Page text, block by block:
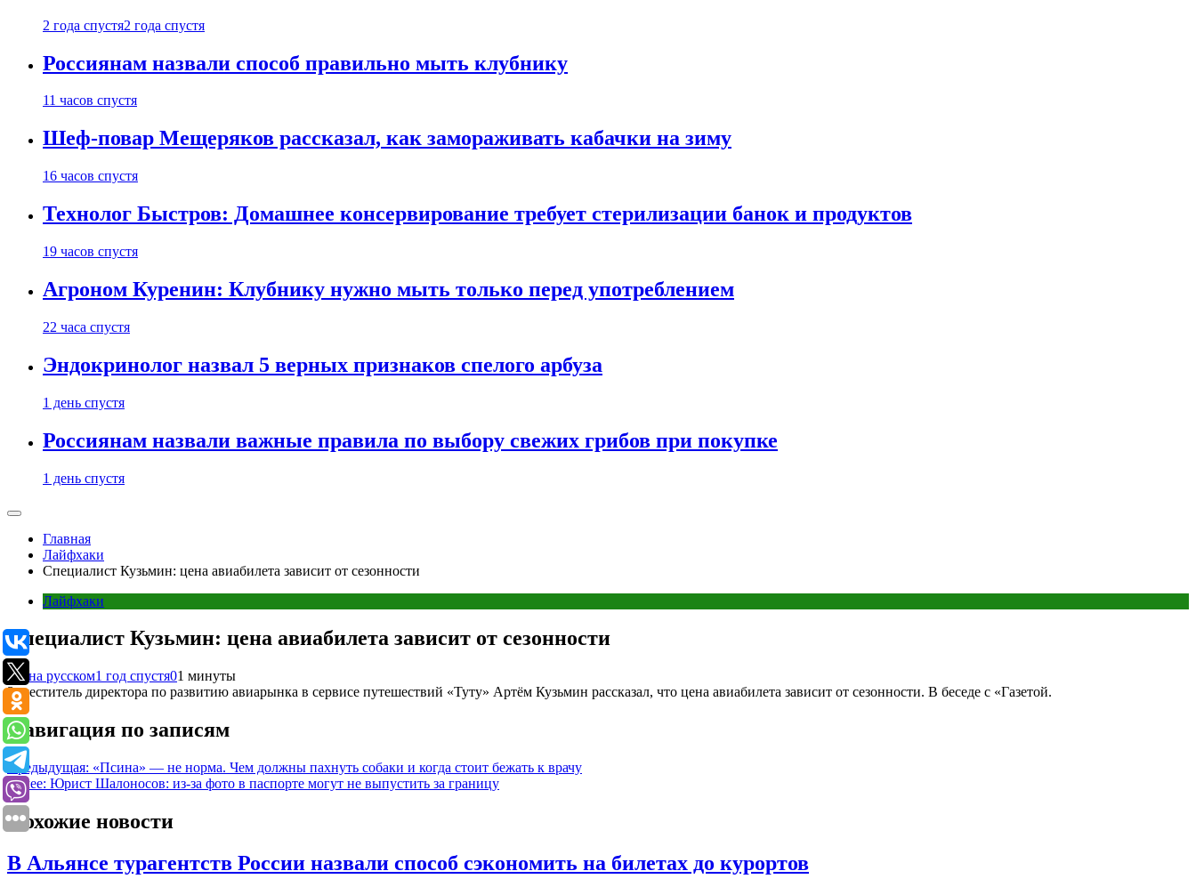
2 года спустя2 года спустя
Россиянам назвали способ правильно мыть клубнику
11 часов спустя
Шеф-повар Мещеряков рассказал, как замораживать кабачки на зиму
16 часов спустя
Технолог Быстров: Домашнее консервирование требует стерилизации банок и продуктов
19 часов спустя
Агроном Куренин: Клубнику нужно мыть только перед употреблением
22 часа спустя
Эндокринолог назвал 5 верных признаков спелого арбуза
1 день спустя
Россиянам назвали важные правила по выбору свежих грибов при покупке
1 день спустя
Главная
Лайфхаки
Специалист Кузьмин: цена авиабилета зависит от сезонности
Лайфхаки
Специалист Кузьмин: цена авиабилета зависит от сезонности
RT на русском1 год спустя01 минуты
Заместитель директора по развитию авиарынка в сервисе путешествий «Туту» Артём Кузьмин рассказал, что цена авиабилета зависит от сезонности. В беседе с «Газетой.
Навигация по записям
Предыдущая: «Псина» — не норма. Чем должны пахнуть собаки и когда стоит бежать к врачу
Далее: Юрист Шалоносов: из-за фото в паспорте могут не выпустить за границу
Похожие новости
В Альянсе турагентств России назвали способ сэкономить на билетах до курортов